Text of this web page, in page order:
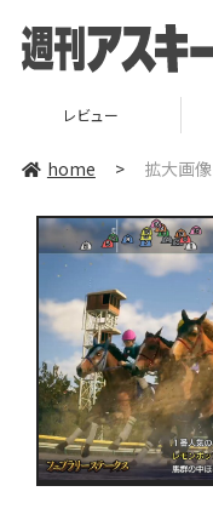
レビュー
home > 拡大画像